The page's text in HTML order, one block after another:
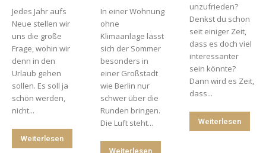
Jedes Jahr aufs
Neue stellen wir
uns die große
Frage, wohin wir
denn in den
Urlaub gehen
sollen. Es soll ja
schön werden,
nicht...
Weiterlesen
In einer Wohnung
ohne
Klimaanlage lässt
sich der Sommer
besonders in
einer Großstadt
wie Berlin nur
schwer über die
Runden bringen.
Die Luft steht...
Weiterlesen
unzufrieden?
Denkst du schon
seit einiger Zeit,
dass es doch viel
interessanter
sein könnte?
Dann wird es Zeit,
dass...
Weiterlesen